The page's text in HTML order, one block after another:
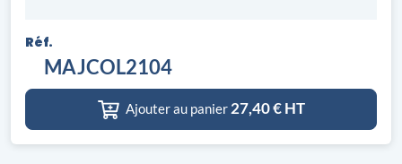
Réf.
MAJCOL2104
Ajouter au panier 27,40€ HT